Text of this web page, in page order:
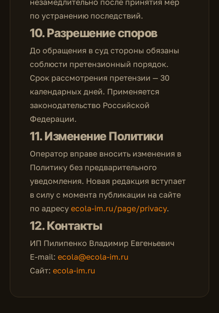
незамедлительно после принятия мер
по устранению последствий.
10. Разрешение споров
До обращения в суд стороны обязаны
соблюсти претензионный порядок.
Срок рассмотрения претензии — 30
календарных дней. Применяется
законодательство Российской
Федерации.
11. Изменение Политики
Оператор вправе вносить изменения в
Политику без предварительного
уведомления. Новая редакция вступает
в силу с момента публикации на сайте
по адресу ecola-im.ru/page/privacy.
12. Контакты
ИП Пилипенко Владимир Евгеньевич
E-mail: ecola@ecola-im.ru
Сайт: ecola-im.ru